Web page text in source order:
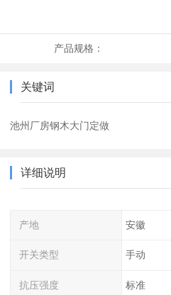
产品规格：
关键词
池州厂房钢木大门定做
详细说明
产地 安徽
开关类型 手动
抗压强度 标准